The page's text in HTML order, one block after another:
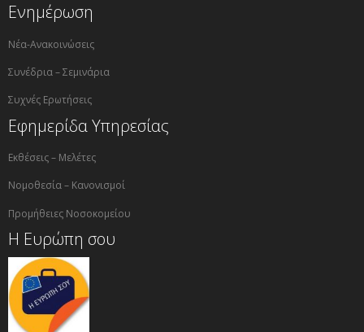
Ενημέρωση
Νέα-Ανακοινώσεις
Συνέδρια – Σεμινάρια
Συχνές Ερωτήσεις
Εφημερίδα Υπηρεσίας
Εκθέσεις – Μελέτες
Νομοθεσία – Κανονισμοί
Προμήθειες Νοσοκομείου
Η Ευρώπη σου